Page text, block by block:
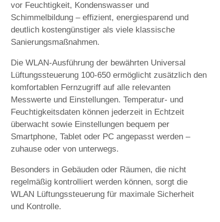
vor Feuchtigkeit, Kondenswasser und
Schimmelbildung – effizient, energiesparend und
deutlich kostengünstiger als viele klassische
Sanierungsmaßnahmen.
Die WLAN-Ausführung der bewährten Universal
Lüftungssteuerung 100-650 ermöglicht zusätzlich den
komfortablen Fernzugriff auf alle relevanten
Messwerte und Einstellungen. Temperatur- und
Feuchtigkeitsdaten können jederzeit in Echtzeit
überwacht sowie Einstellungen bequem per
Smartphone, Tablet oder PC angepasst werden –
zuhause oder von unterwegs.
Besonders in Gebäuden oder Räumen, die nicht
regelmäßig kontrolliert werden können, sorgt die
WLAN Lüftungssteuerung für maximale Sicherheit
und Kontrolle.